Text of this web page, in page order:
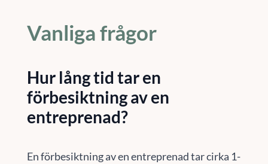
Vanliga frågor
Hur lång tid tar en
förbesiktning av en
entreprenad?
En förbesiktning av en entreprenad tar cirka 1-